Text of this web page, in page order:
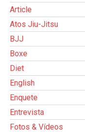
Article
Atos Jiu-Jitsu
BJJ
Boxe
Diet
English
Enquete
Entrevista
Fotos & Vídeos